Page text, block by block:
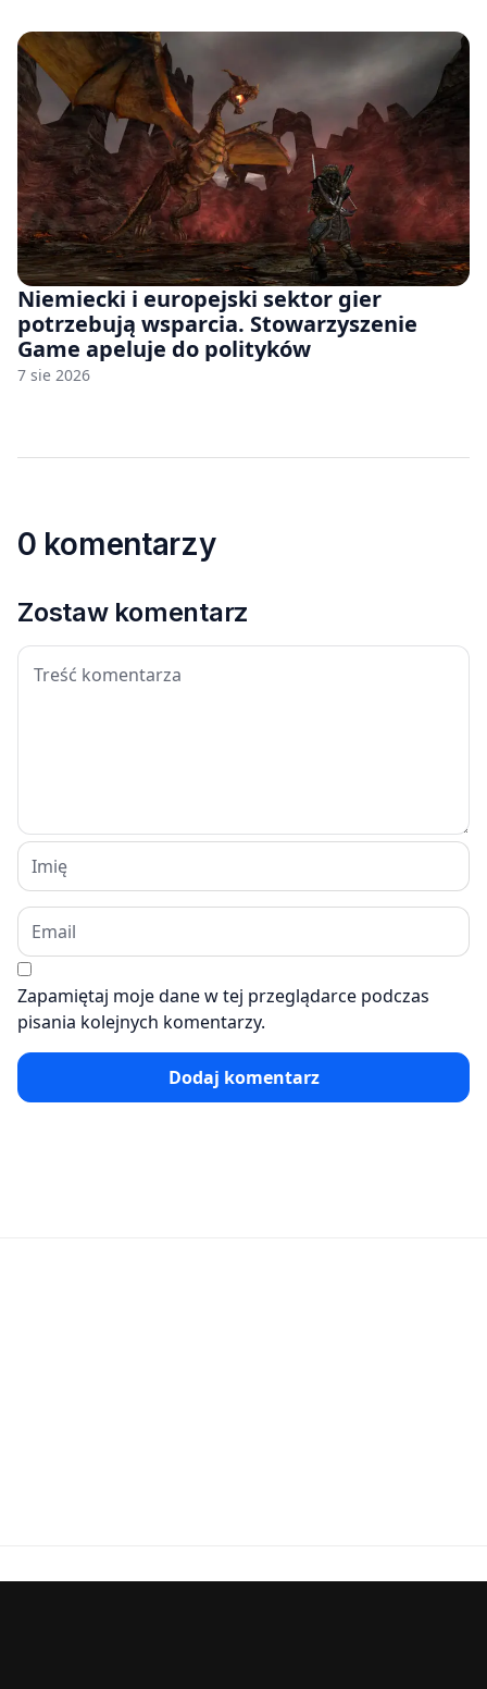
Niemiecki i europejski sektor gier
potrzebują wsparcia. Stowarzyszenie
Game apeluje do polityków
7 sie 2026
0 komentarzy
Zostaw komentarz
Zapamiętaj moje dane w tej przeglądarce podczas
pisania kolejnych komentarzy.
Dodaj komentarz